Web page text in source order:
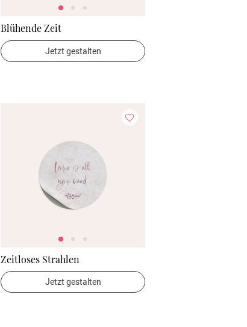
Blühende Zeit
Jetzt gestalten
Zeitloses Strahlen
Jetzt gestalten